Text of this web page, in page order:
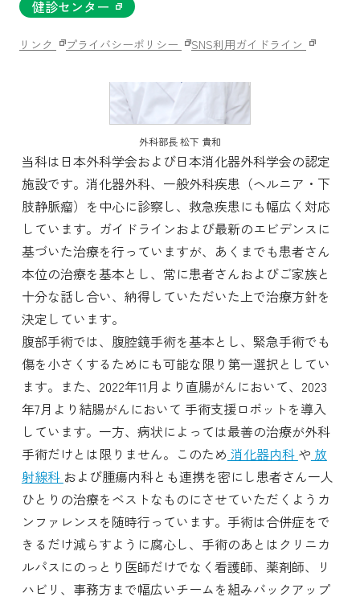
健診センター
リンク プライバシーポリシー SNS利用ガイドライン
外科部長 松下 貴和
当科は日本外科学会および日本消化器外科学会の認定
施設です。消化器外科、一般外科疾患（ヘルニア・下
肢静脈瘤）を中心に診察し、救急疾患にも幅広く対応
しています。ガイドラインおよび最新のエビデンスに
基づいた治療を行っていますが、あくまでも患者さん
本位の治療を基本とし、常に患者さんおよびご家族と
十分な話し合い、納得していただいた上で治療方針を
決定しています。
腹部手術では、腹腔鏡手術を基本とし、緊急手術でも
傷を小さくするためにも可能な限り第一選択としてい
ます。また、2022年11月より直腸がんにおいて、2023
年7月より結腸がんにおいて 手術支援ロボットを導入
しています。一方、病状によっては最善の治療が外科
手術だけとは限りません。このため 消化器内科 や 放
射線科 および腫瘍内科とも連携を密にし患者さん一人
ひとりの治療をベストなものにさせていただくようカ
ンファレンスを随時行っています。手術は合併症をで
きるだけ減らすように腐心し、手術のあとはクリニカ
ルパスにのっとり医師だけでなく看護師、薬剤師、リ
ハビリ、事務方まで幅広いチームを組みバックアップ